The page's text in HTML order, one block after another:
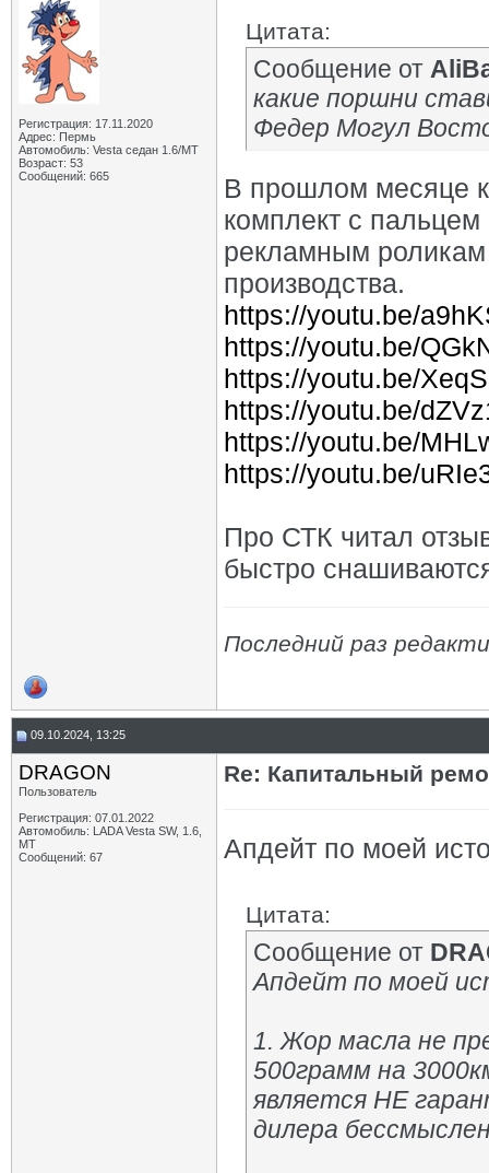
Регистрация: 17.11.2020
Адрес: Пермь
Автомобиль: Vesta седан 1.6/МТ
Возраст: 53
Сообщений: 665
Цитата:
Сообщение от
какие поршни
Федер Могул
В прошлом месяце
комплект с
рекламным
производства.
https://youtu.be/
https://youtu.be/
https://youtu.be/
https://youtu.be/
https://youtu.be/
https://youtu.be/
Про СТК читал
быстро
Последний раз
09.10.2024, 13:25
DRAGON
Пользователь
Регистрация: 07.01.2022
Автомобиль: LADA Vesta SW, 1.6,
МТ
Сообщений: 67
Re: Капитальный
Апдейт по моей
Цитата:
Сообщение от
Апдейт по моей
1. Жор масла не
500грамм на
является НЕ
дилера